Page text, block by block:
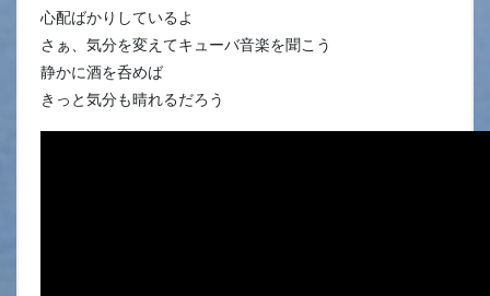
心配ばかりしているよ
さぁ、気分を変えてキューバ音楽を聞こう
静かに酒を呑めば
きっと気分も晴れるだろう